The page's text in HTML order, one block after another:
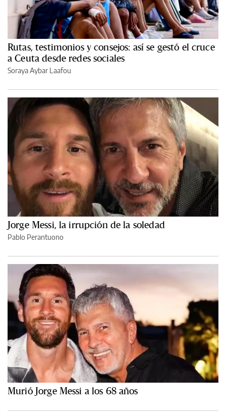
Rutas, testimonios y consejos: así se gestó el cruce
a Ceuta desde redes sociales
Soraya Aybar Laafou
Jorge Messi, la irrupción de la soledad
Pablo Perantuono
Murió Jorge Messi a los 68 años